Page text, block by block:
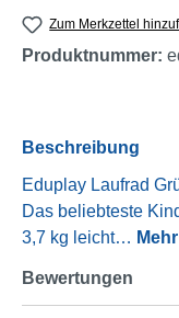
Zum Merkzettel
Produktnummer:
Beschreibung
Eduplay Laufrad
Das beliebteste
3,7 kg leicht… Mehr
Bewertungen